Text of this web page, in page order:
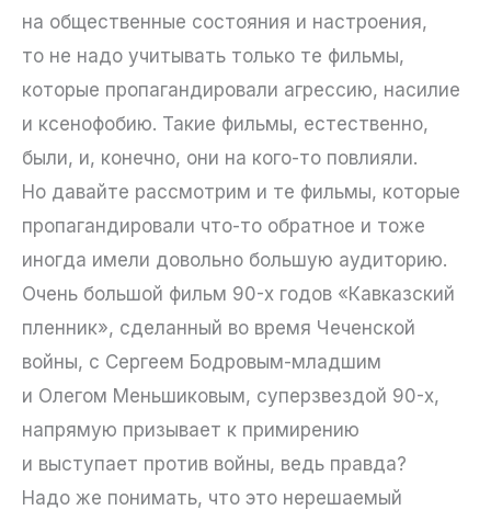
на общественные состояния и настроения,
то не надо учитывать только те фильмы,
которые пропагандировали агрессию, насилие
и ксенофобию. Такие фильмы, естественно,
были, и, конечно, они на кого-то повлияли.
Но давайте рассмотрим и те фильмы, которые
пропагандировали что-то обратное и тоже
иногда имели довольно большую аудиторию.
Очень большой фильм 90-х годов «Кавказский
пленник», сделанный во время Чеченской
войны, с Сергеем Бодровым-младшим
и Олегом Меньшиковым, суперзвездой 90-х,
напрямую призывает к примирению
и выступает против войны, ведь правда?
Надо же понимать, что это нерешаемый